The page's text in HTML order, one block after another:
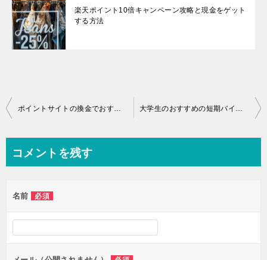
楽天ポイント10倍キャンペーン攻略と現金をゲット
する方法
投
ビ
ー
シ
ョ
コメントを残す
名前 必須